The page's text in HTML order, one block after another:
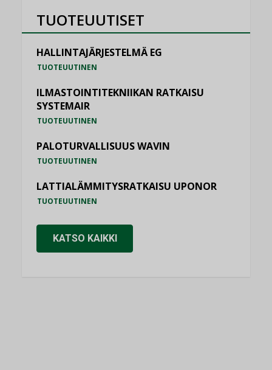
TUOTEUUTISET
HALLINTAJÄRJESTELMÄ EG
TUOTEUUTINEN
ILMASTOINTITEKNIIKAN RATKAISU
SYSTEMAIR
TUOTEUUTINEN
PALOTURVALLISUUS WAVIN
TUOTEUUTINEN
LATTIALÄMMITYSRATKAISU UPONOR
TUOTEUUTINEN
KATSO KAIKKI